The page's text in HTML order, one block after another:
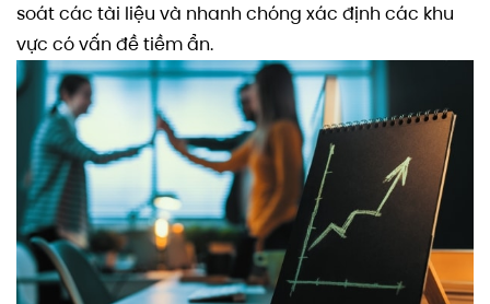
soát các tài liệu và nhanh chóng xác định các khu
vực có vấn đề tiềm ẩn.